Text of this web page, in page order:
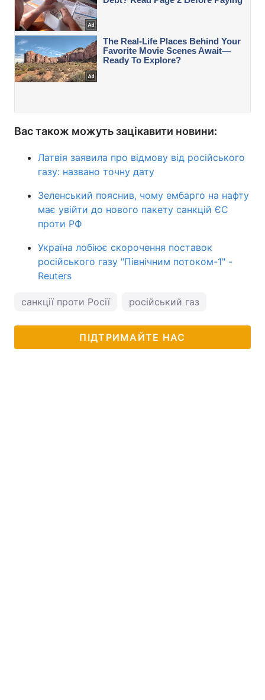
Вас також можуть зацікавити новини:
Латвія заявила про відмову від російського
газу: названо точну дату
Зеленський пояснив, чому ембарго на нафту
має увійти до нового пакету санкцій ЄС
проти РФ
Україна лобіює скорочення поставок
російського газу "Північним потоком-1" -
Reuters
санкції проти Росії російський газ
ПІДТРИМАЙТЕ НАС